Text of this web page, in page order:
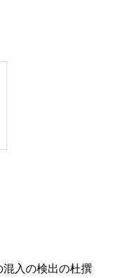
混入の検出の杜撰